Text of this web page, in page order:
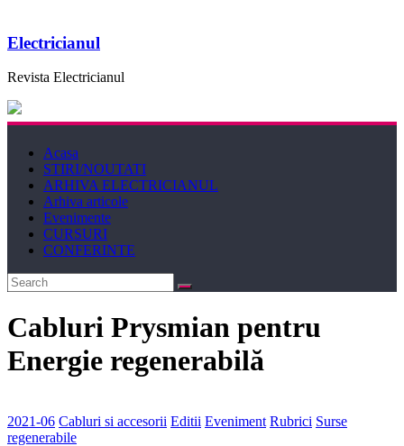
Electricianul
Revista Electricianul
Acasa
STIRI/NOUTATI
ARHIVA ELECTRICIANUL
Arhiva articole
Evenimente
CURSURI
CONFERINTE
Cabluri Prysmian pentru
Energie regenerabilă
2021-06 Cabluri si accesorii Editii Eveniment Rubrici Surse
regenerabile